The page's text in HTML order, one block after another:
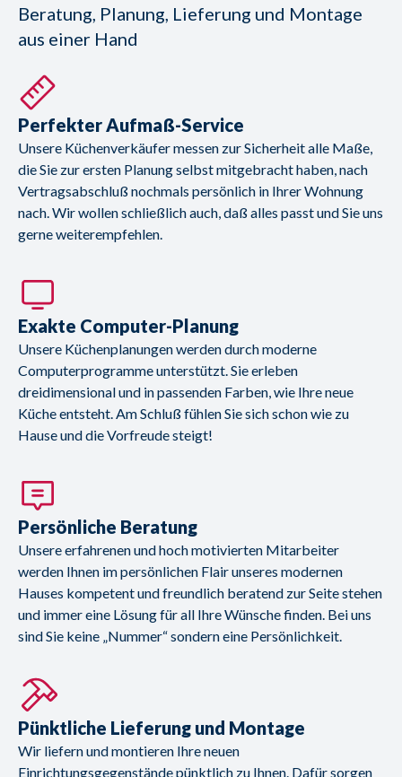
Beratung, Planung, Lieferung und Montage
aus einer Hand
Perfekter Aufmaß-Service
Unsere Küchenverkäufer messen zur Sicherheit alle Maße,
die Sie zur ersten Planung selbst mitgebracht haben, nach
Vertragsabschluß nochmals persönlich in Ihrer Wohnung
nach. Wir wollen schließlich auch, daß alles passt und Sie uns
gerne weiterempfehlen.
Exakte Computer-Planung
Unsere Küchenplanungen werden durch moderne
Computerprogramme unterstützt. Sie erleben
dreidimensional und in passenden Farben, wie Ihre neue
Küche entsteht. Am Schluß fühlen Sie sich schon wie zu
Hause und die Vorfreude steigt!
Persönliche Beratung
Unsere erfahrenen und hoch motivierten Mitarbeiter
werden Ihnen im persönlichen Flair unseres modernen
Hauses kompetent und freundlich beratend zur Seite stehen
und immer eine Lösung für all Ihre Wünsche finden. Bei uns
sind Sie keine „Nummer“ sondern eine Persönlichkeit.
Pünktliche Lieferung und Montage
Wir liefern und montieren Ihre neuen
Einrichtungsgegenstände pünktlich zu Ihnen. Dafür sorgen